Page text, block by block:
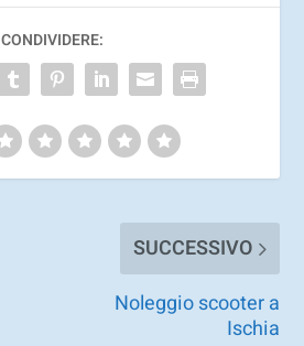
CONDIVIDERE:
SUCCESSIVO
Noleggio scooter a
Ischia